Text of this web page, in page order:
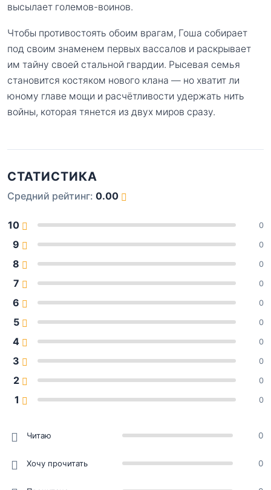
высылает големов-воинов.
Чтобы противостоять обоим врагам, Гоша собирает
под своим знаменем первых вассалов и раскрывает
им тайну своей стальной гвардии. Рысевая семья
становится костяком нового клана — но хватит ли
юному главе мощи и расчётливости удержать нить
войны, которая тянется из двух миров сразу.
СТАТИСТИКА
Средний рейтинг: 0.00
10 0
9 0
8 0
7 0
6 0
5 0
4 0
3 0
2 0
1 0
Читаю 0
Хочу прочитать 0